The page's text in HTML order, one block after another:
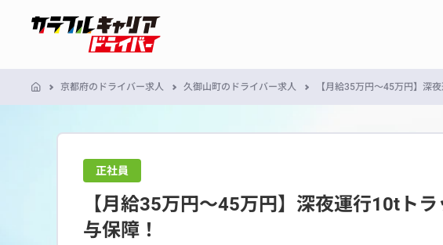
京都府のドライバー求人 久御山町のドライバー求人 【月給35万円～45万円】深
正社員
【月給35万円～45万円】深夜運行10tト
与保障！